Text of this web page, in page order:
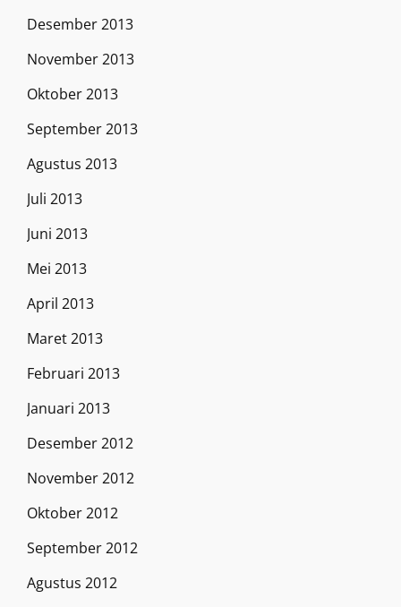
Desember 2013
November 2013
Oktober 2013
September 2013
Agustus 2013
Juli 2013
Juni 2013
Mei 2013
April 2013
Maret 2013
Februari 2013
Januari 2013
Desember 2012
November 2012
Oktober 2012
September 2012
Agustus 2012